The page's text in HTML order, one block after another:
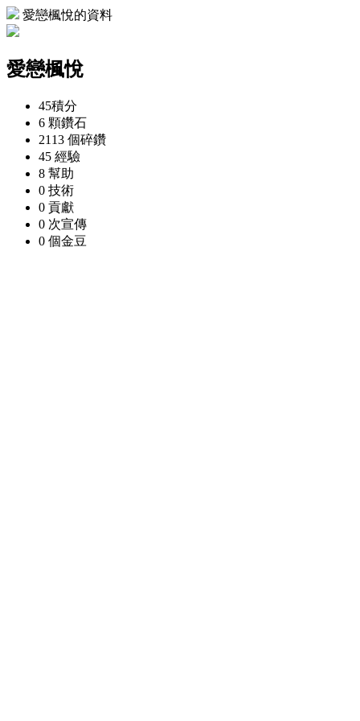
愛戀楓悅的資料
愛戀楓悅
45積分
6 顆鑽石
2113 個碎鑽
45 經驗
8 幫助
0 技術
0 貢獻
0 次宣傳
0 個金豆